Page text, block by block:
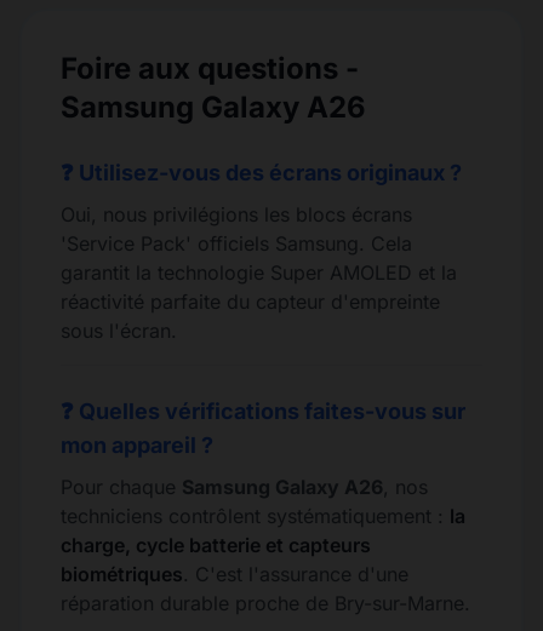
Foire aux questions -
Samsung Galaxy A26
❓ Utilisez-vous des écrans originaux ?
Oui, nous privilégions les blocs écrans
'Service Pack' officiels Samsung. Cela
garantit la technologie Super AMOLED et la
réactivité parfaite du capteur d'empreinte
sous l'écran.
❓ Quelles vérifications faites-vous sur
mon appareil ?
Pour chaque Samsung Galaxy A26, nos
techniciens contrôlent systématiquement : la
charge, cycle batterie et capteurs
biométriques. C'est l'assurance d'une
réparation durable proche de Bry-sur-Marne.